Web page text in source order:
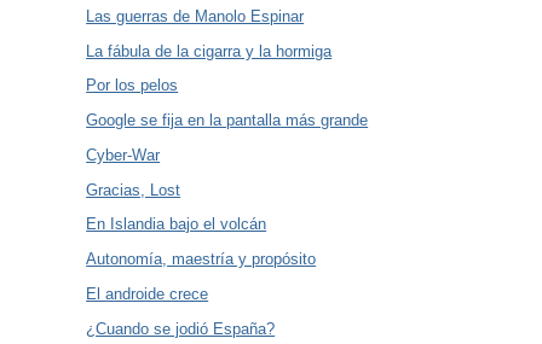
Las guerras de Manolo Espinar
La fábula de la cigarra y la hormiga
Por los pelos
Google se fija en la pantalla más grande
Cyber-War
Gracias, Lost
En Islandia bajo el volcán
Autonomía, maestría y propósito
El androide crece
¿Cuando se jodió España?